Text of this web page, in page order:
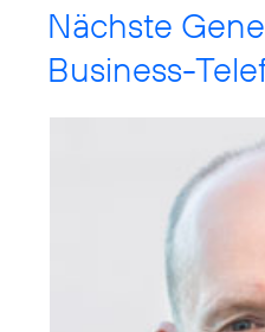
Nächste
Business-